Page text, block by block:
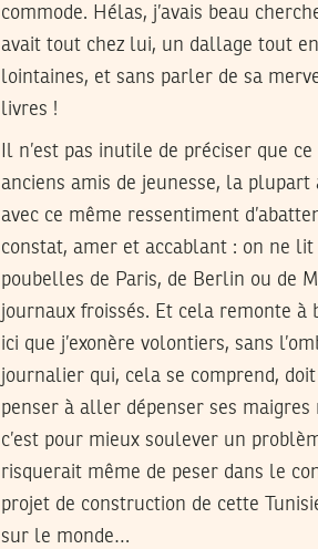
commode. Hélas, j’avais beau
avait tout chez lui, un dallage tout
lointaines, et sans parler de sa
livres !
Il n’est pas inutile de préciser que
anciens amis de jeunesse, la
avec ce même ressentiment
constat, amer et accablant : on ne
poubelles de Paris, de Berlin ou de
journaux froissés. Et cela remonte
ici que j’exonère volontiers, sans
journalier qui, cela se comprend,
penser à aller dépenser ses maigres
c’est pour mieux soulever un
risquerait même de peser dans le
projet de construction de cette
sur le monde…